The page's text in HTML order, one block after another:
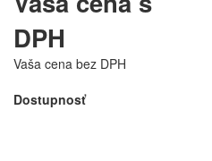
DPH
Vaša cena bez DPH
Dostupnosť